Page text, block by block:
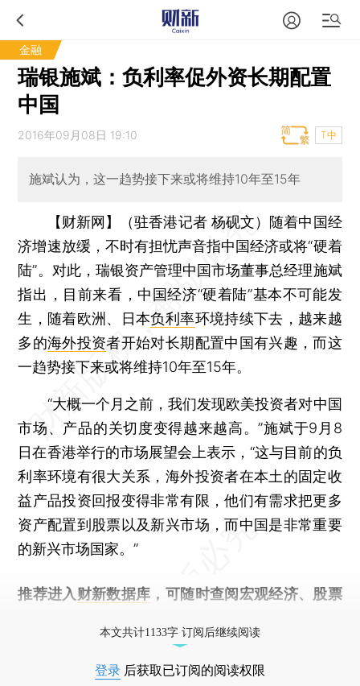
金融
瑞银施斌：负利率促外资长期配置
中国
2016年09月08日 19:10 T中
施斌认为，这一趋势接下来或将维持10年至15年
【财新网】（驻香港记者 杨砚文） 随着中国经
济增速放缓，不时有担忧声音指中国经济或将“硬着
陆”。对此，瑞银资产管理中国市场董事总经理施斌
指出，目前来看，中国经济“硬着陆”基本不可能发
生，随着欧洲、日本负利率环境持续下去，越来越
多的海外投资者开始对长期配置中国有兴趣，而这
一趋势接下来或将维持10年至15年。
“大概一个月之前，我们发现欧美投资者对中国
市场、产品的关切度变得越来越高。”施斌于9月8
日在香港举行的市场展望会上表示，“这与目前的负
利率环境有很大关系，海外投资者在本土的固定收
益产品投资回报变得非常有限，他们有需求把更多
资产配置到股票以及新兴市场，而中国是非常重要
的新兴市场国家。”
推荐进入 财新数据库 ，可随时查阅宏观经济、股票
本文共计1133字 订阅后继续阅读
登录 后获取已订阅的阅读权限